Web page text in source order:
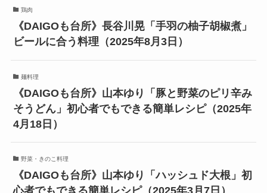
鶏肉
《DAIGOも台所》長谷川晃「手羽の柚子胡椒煮」
ビールに合う料理（2025年8月3日）
麺料理
《DAIGOも台所》山本ゆり「豚と野菜のピリ辛み
そうどん」初心者でもできる簡単レシピ（2025年
4月18日）
野菜・きのこ料理
《DAIGOも台所》山本ゆり「ハッシュド大根」初